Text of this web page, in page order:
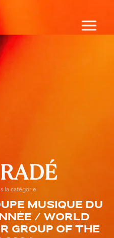
la catégorie
musique du
/ World
Group Of The